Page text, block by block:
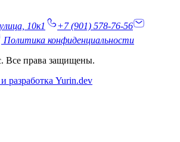
10к1
+7 (901) 578-76-56
Политика конфиденциальности
Все права защищены.
разработка Yurin.dev